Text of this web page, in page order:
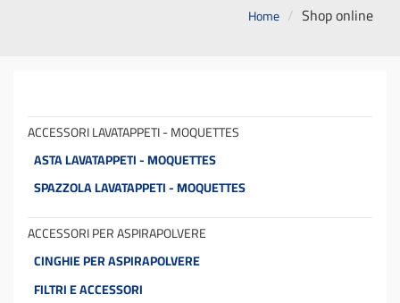
Home Shop online
ACCESSORI LAVATAPPETI - MOQUETTES
ASTA LAVATAPPETI - MOQUETTES
SPAZZOLA LAVATAPPETI - MOQUETTES
ACCESSORI PER ASPIRAPOLVERE
CINGHIE PER ASPIRAPOLVERE
FILTRI E ACCESSORI